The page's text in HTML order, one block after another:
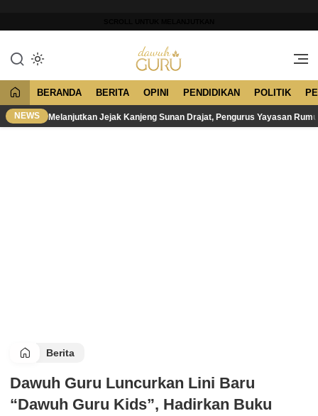
konten
Dawuh Guru
Merawat Tradisi, Membangun
BERANDA BERITA OPINI PENDIDIKAN POLITIK
NEWS Melanjutkan Jejak Kanjeng Sunan Drajat, Pengurus Yayasan
Berita
Dawuh Guru Luncurkan Lini Baru
“Dawuh Guru Kids”, Hadirkan Buku